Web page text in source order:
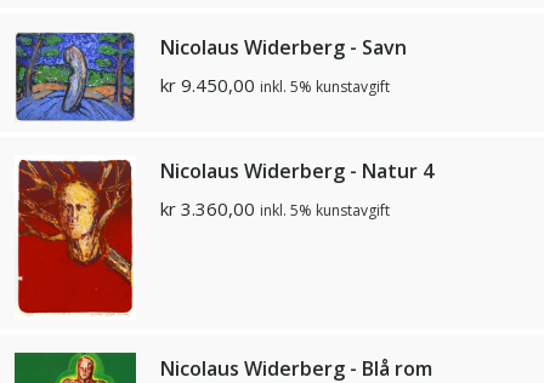
Nicolaus Widerberg - Savn
kr 9.450,00 inkl. 5% kunstavgift
Nicolaus Widerberg - Natur 4
kr 3.360,00 inkl. 5% kunstavgift
Nicolaus Widerberg - Blå rom